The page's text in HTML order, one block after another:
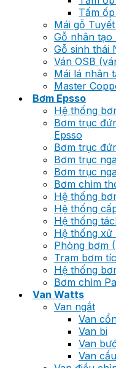
Tấm
Mái gỗ
Gỗ nhân tạo
Gỗ sinh thái
Ván OSB
Mái lá nhân
Master
Bơm Epsso
Hệ thống
Bơm trục
Epsso
Bơm trục
Bơm trục
Bơm trục
Bơm chìm
Hệ thống
Hệ thống
Hệ thống
Hệ thống xử
Phòng bơm
Trạm bơm
Hệ thống
Bơm chìm
Van Watts
Van ngắt
Van
Van bi
Van
Van cầu